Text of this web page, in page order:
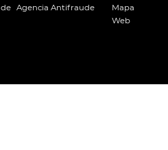
Agencia Antifraude
Mapa
Web